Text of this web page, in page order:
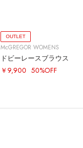
OUTLET
McGREGOR WOMENS
ドビーレースブラウス
￥9,900 50%OFF